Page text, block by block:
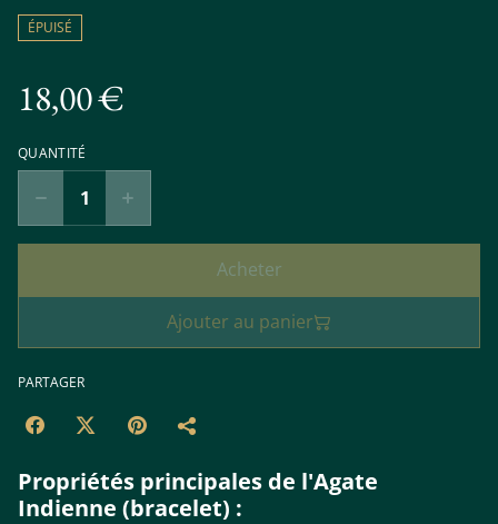
ÉPUISÉ
18,00 €
QUANTITÉ
Acheter
Ajouter au panier
PARTAGER
Propriétés principales de l'Agate
Indienne (bracelet) :